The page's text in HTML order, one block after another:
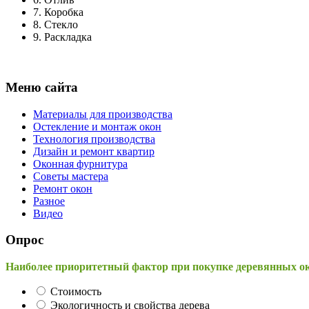
7. Коробка
8. Стекло
9. Раскладка
Меню сайта
Материалы для производства
Остекление и монтаж окон
Технология производства
Дизайн и ремонт квартир
Оконная фурнитура
Советы мастера
Ремонт окон
Разное
Видео
Опрос
Наиболее приоритетный фактор при покупке деревянных
Стоимость
Экологичность и свойства дерева